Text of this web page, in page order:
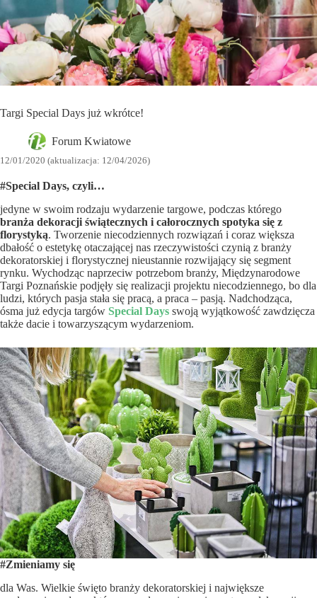
Targi Special Days już wkrótce!
Forum Kwiatowe
12/01/2020 (aktualizacja: 12/04/2026)
#Special Days, czyli…
jedyne w swoim rodzaju wydarzenie targowe, podczas którego
branża dekoracji świątecznych i całorocznych spotyka się z
florystyką. Tworzenie niecodziennych rozwiązań i coraz większa
dbałość o estetykę otaczającej nas rzeczywistości czynią z branży
dekoratorskiej i florystycznej nieustannie rozwijający się segment
rynku. Wychodząc naprzeciw potrzebom branży, Międzynarodowe
Targi Poznańskie podjęły się realizacji projektu niecodziennego, bo dla
ludzi, których pasja stała się pracą, a praca – pasją. Nadchodząca,
ósma już edycja targów Special Days swoją wyjątkowość zawdzięcza
także dacie i towarzyszącym wydarzeniom.
#Zmieniamy się
dla Was. Wielkie święto branży dekoratorskiej i największe